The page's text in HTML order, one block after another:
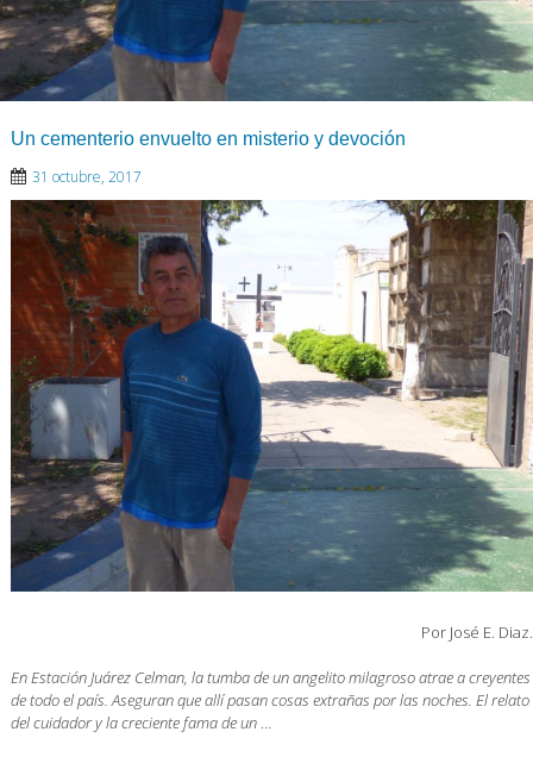
Un cementerio envuelto en misterio y devoción
31 octubre, 2017
Por José E. Diaz.
En Estación Juárez Celman, la tumba de un angelito milagroso atrae a creyentes
de todo el país. Aseguran que allí pasan cosas extrañas por las noches. El relato
del cuidador y la creciente fama de un …